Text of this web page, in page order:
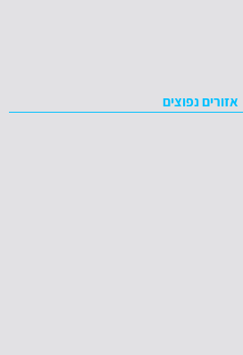
אזורים נפוצים